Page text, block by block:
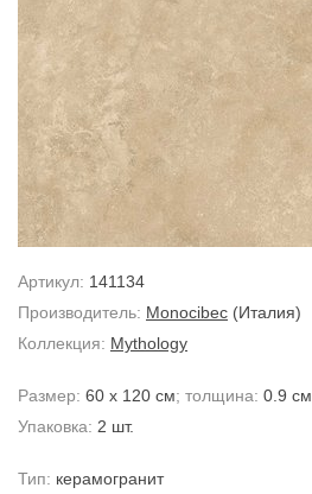
Артикул: 141134
Производитель: Monocibec (Италия)
Коллекция: Mythology
Размер: 60 x 120 см; толщина: 0.9 см
Упаковка: 2 шт.
Тип: керамогранит